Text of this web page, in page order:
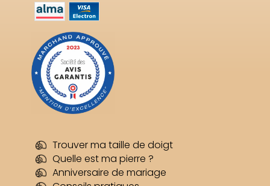
Trouver ma taille de doigt
Quelle est ma pierre ?
Anniversaire de mariage